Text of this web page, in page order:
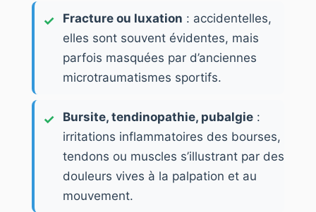
Fracture ou luxation : accidentelles,
elles sont souvent évidentes, mais
parfois masquées par d’anciennes
microtraumatismes sportifs.
Bursite, tendinopathie, pubalgie :
irritations inflammatoires des bourses,
tendons ou muscles s’illustrant par des
douleurs vives à la palpation et au
mouvement.